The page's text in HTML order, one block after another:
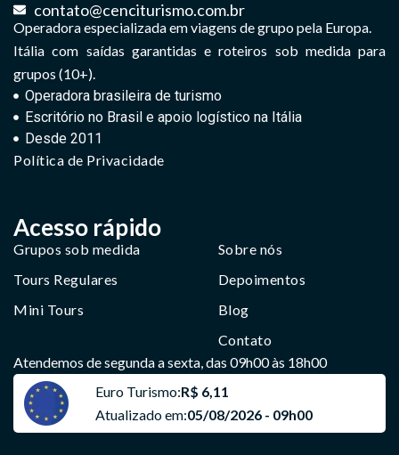
contato@cenciturismo.com.br
Operadora especializada em viagens de grupo pela Europa.
Itália com saídas garantidas e roteiros sob medida para
grupos (10+).
Operadora brasileira de turismo
Escritório no Brasil e apoio logístico na Itália
Desde 2011
Política de Privacidade
Acesso rápido
Grupos sob medida
Tours Regulares
Mini Tours
Sobre nós
Depoimentos
Blog
Contato
Atendemos de segunda a sexta, das 09h00 às 18h00
Euro Turismo:R$ 6,11
Atualizado em:05/08/2026 - 09h00